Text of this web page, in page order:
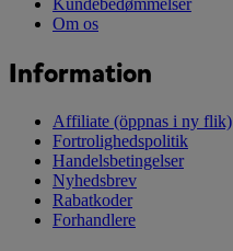
Om os
Information
Affiliate (öppnas i ny flik)
Fortrolighedspolitik
Handelsbetingelser
Nyhedsbrev
Rabatkoder
Forhandlere